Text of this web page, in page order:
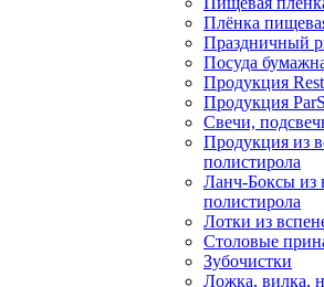
Плёнка
Праздничный
Посуда
Продукция
Продукция
Свечи,
Продукция из
полистирола
Ланч-Боксы из
полистирола
Лотки из
Столовые
Зубочистки
Ложка, вилка,